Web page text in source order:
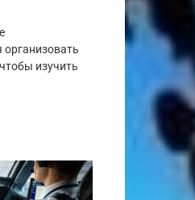
организовать
изучить